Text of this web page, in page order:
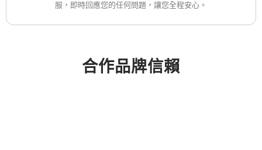
服，即時回應您的任何問題，讓您全程安心。
合作品牌信賴